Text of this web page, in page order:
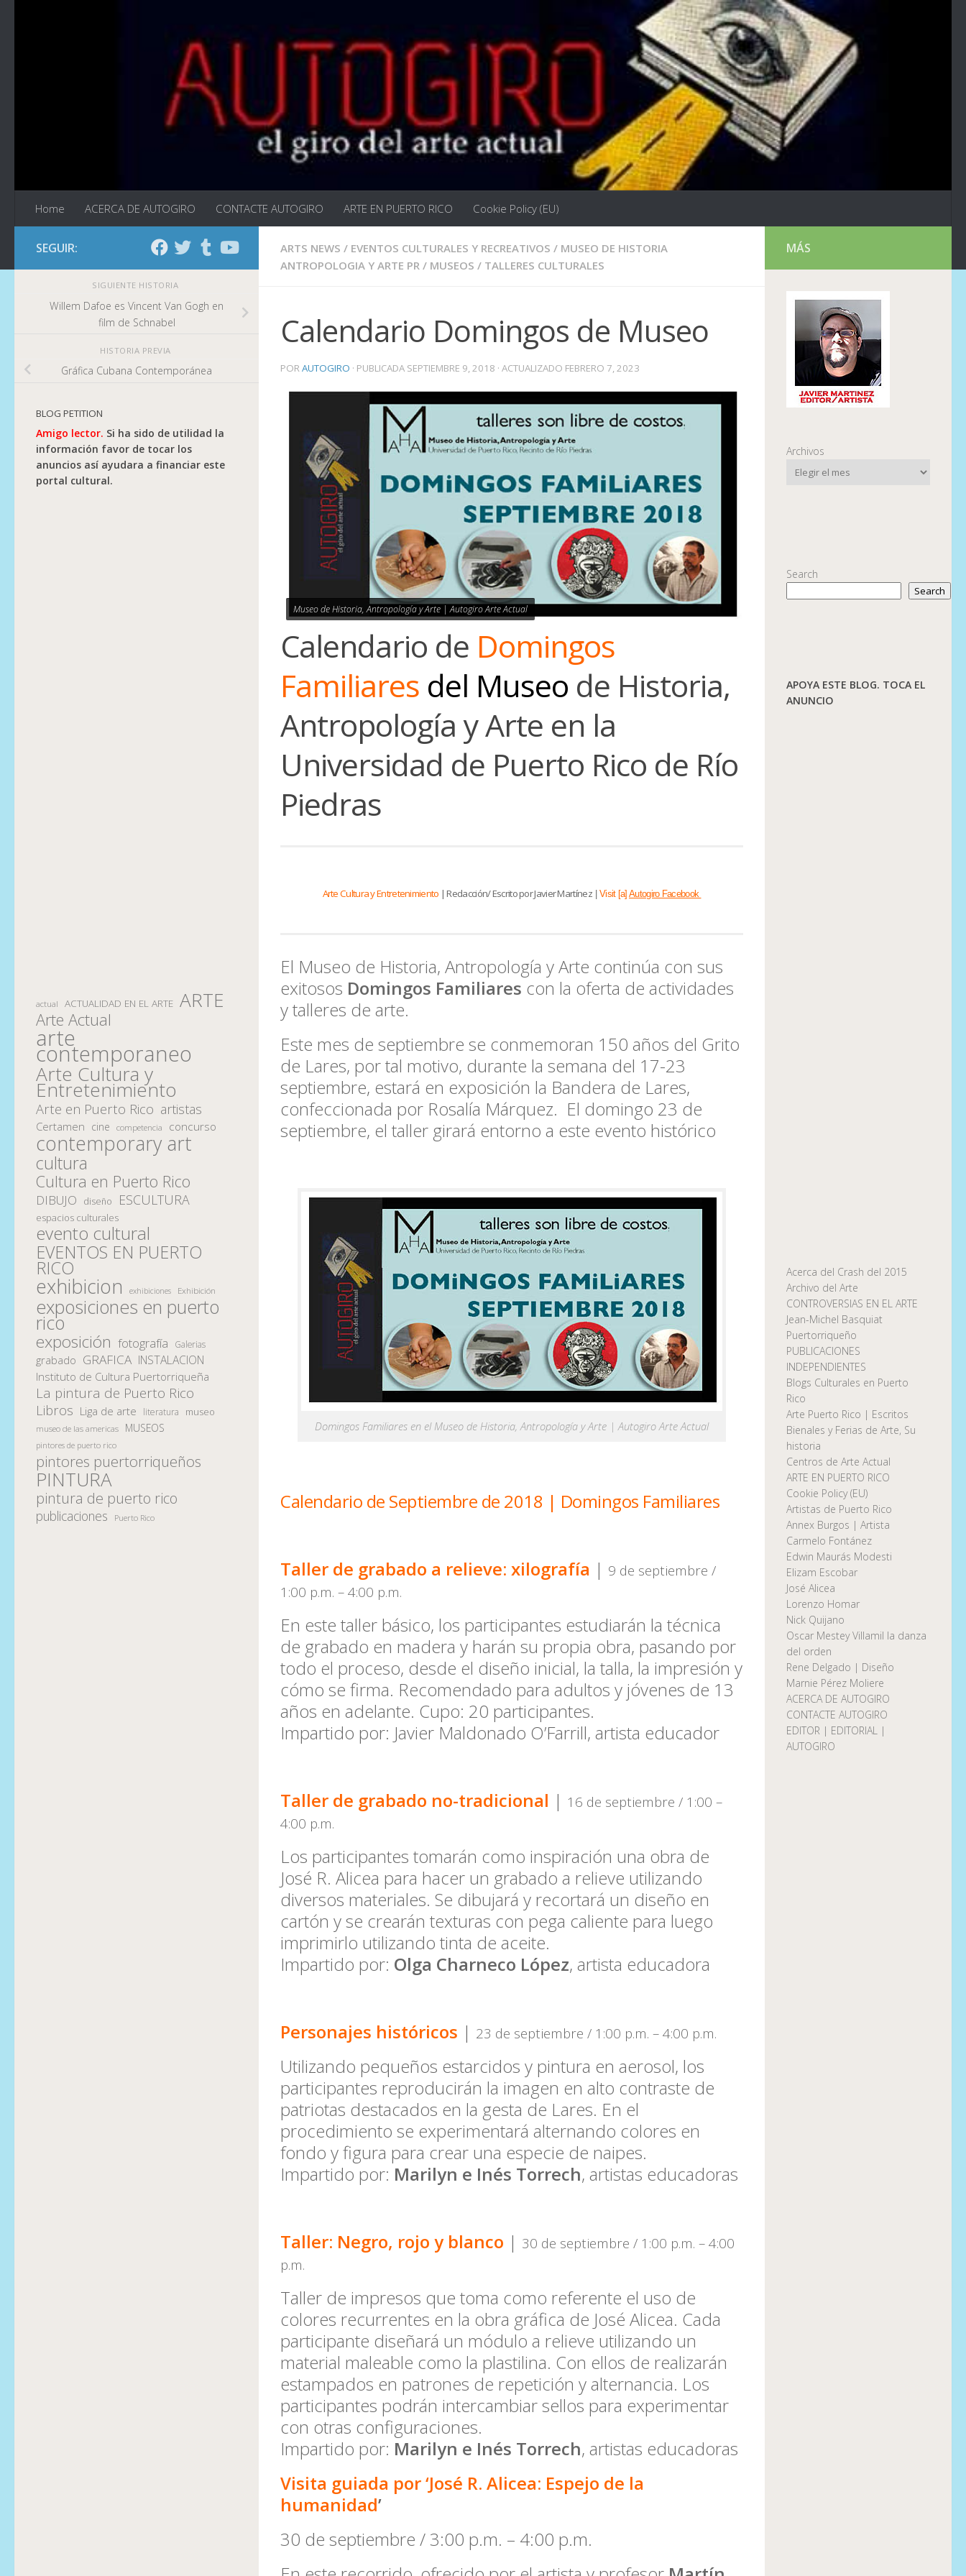
Home ACERCA DE AUTOGIRO CONTACTE AUTOGIRO ARTE EN PUERTO RICO Cookie Policy (EU)
ARTS NEWS / EVENTOS CULTURALES Y RECREATIVOS / MUSEO DE HISTORIA
ANTROPOLOGIA Y ARTE PR / MUSEOS / TALLERES CULTURALES
Calendario Domingos de Museo
PORAUTOGIRO · PUBLICADA SEPTIEMBRE 9, 2018 · ACTUALIZADO FEBRERO 7, 2023
Museo de Historia, Antropología y Arte | Autogiro Arte Actual
Calendario de Domingos
Familiares del Museo de Historia,
Antropología y Arte en la
Universidad de Puerto Rico de Río
Piedras
Arte Cultura y Entretenimiento |Redacción/ Escrito por Javier Martínez Visit [a]Autogiro Facebook
El Museo de Historia, Antropología y Arte continúa con sus
exitosos Domingos Familiares con la oferta de actividades
y talleres de arte.
Este mes de septiembre se conmemoran 150 años del Grito
de Lares, por tal motivo, durante la semana del 17-23
septiembre, estará en exposición la Bandera de Lares,
confeccionada por Rosalía Márquez. El domingo 23 de
septiembre, el taller girará entorno a este evento histórico
Domingos Familiares en el Museo de Historia, Antropología y Arte | Autogiro Arte Actual
Calendario de Septiembre de 2018 | Domingos Familiares
Taller de grabado a relieve: xilografía | 9 de septiembre /
1:00 p.m. – 4:00 p.m.
En este taller básico, los participantes estudiarán la técnica
de grabado en madera y harán su propia obra, pasando por
todo el proceso, desde el diseño inicial, la talla, la impresión y
cómo se firma. Recomendado para adultos y jóvenes de 13
años en adelante. Cupo: 20 participantes.
Impartido por: Javier Maldonado O’Farrill, artista educador
Taller de grabado no-tradicional | 16 de septiembre / 1:00 –
4:00 p.m.
Los participantes tomarán como inspiración una obra de
José R. Alicea para hacer un grabado a relieve utilizando
diversos materiales. Se dibujará y recortará un diseño en
cartón y se crearán texturas con pega caliente para luego
imprimirlo utilizando tinta de aceite.
Impartido por: Olga Charneco López, artista educadora
Personajes históricos | 23 de septiembre / 1:00 p.m. – 4:00 p.m.
Utilizando pequeños estarcidos y pintura en aerosol, los
participantes reproducirán la imagen en alto contraste de
patriotas destacados en la gesta de Lares. En el
procedimiento se experimentará alternando colores en
fondo y figura para crear una especie de naipes.
Impartido por: Marilyn e Inés Torrech, artistas educadoras
Taller: Negro, rojo y blanco | 30 de septiembre / 1:00 p.m. – 4:00
p.m.
Taller de impresos que toma como referente el uso de
colores recurrentes en la obra gráfica de José Alicea. Cada
participante diseñará un módulo a relieve utilizando un
material maleable como la plastilina. Con ellos de realizarán
estampados en patrones de repetición y alternancia. Los
participantes podrán intercambiar sellos para experimentar
con otras configuraciones.
Impartido por: Marilyn e Inés Torrech, artistas educadoras
Visita guiada por ‘José R. Alicea: Espejo de la
humanidad’
30 de septiembre / 3:00 p.m. – 4:00 p.m.
SEGUIR:
SIGUIENTE HISTORIA
Willem Dafoe es Vincent Van Gogh en
film de Schnabel
HISTORIA PREVIA
Gráfica Cubana Contemporánea
BLOG PETITION
Amigo lector. Si ha sido de utilidad la
información favor de tocar los
anuncios así ayudara a financiar este
portal cultural.
actual ACTUALIDAD EN EL ARTE ARTE
Arte Actual
arte
contemporaneo
Arte Cultura y
Entretenimiento
Arte en Puerto Rico artistas
Certamen cine competencia concurso
contemporary art
cultura
Cultura en Puerto Rico
DIBUJO diseño ESCULTURA
espacios culturales
evento cultural
EVENTOS EN PUERTO
RICO
exhibicion exhibiciones Exhibición
exposiciones en puerto
rico
exposición fotografía Galerias
grabado GRAFICA INSTALACION
Instituto de Cultura Puertorriqueña
La pintura de Puerto Rico
Libros Liga de arte literatura museo
museo de las americas MUSEOS
pintores de puerto rico
pintores puertorriqueños
PINTURA
pintura de puerto rico
publicaciones Puerto Rico
MÁS
Archivos
Search
Search
APOYA ESTE BLOG. TOCA EL
ANUNCIO
Acerca del Crash del 2015
Archivo del Arte
CONTROVERSIAS EN EL ARTE
Jean-Michel Basquiat
Puertorriqueño
PUBLICACIONES
INDEPENDIENTES
Blogs Culturales en Puerto
Rico
Arte Puerto Rico | Escritos
Bienales y Ferias de Arte, Su
historia
Centros de Arte Actual
ARTE EN PUERTO RICO
Cookie Policy (EU)
Artistas de Puerto Rico
Annex Burgos | Artista
Carmelo Fontánez
Edwin Maurás Modesti
Elizam Escobar
José Alicea
Lorenzo Homar
Nick Quijano
Oscar Mestey Villamil la danza
del orden
Rene Delgado | Diseño
Marnie Pérez Moliere
ACERCA DE AUTOGIRO
CONTACTE AUTOGIRO
EDITOR | EDITORIAL |
AUTOGIRO